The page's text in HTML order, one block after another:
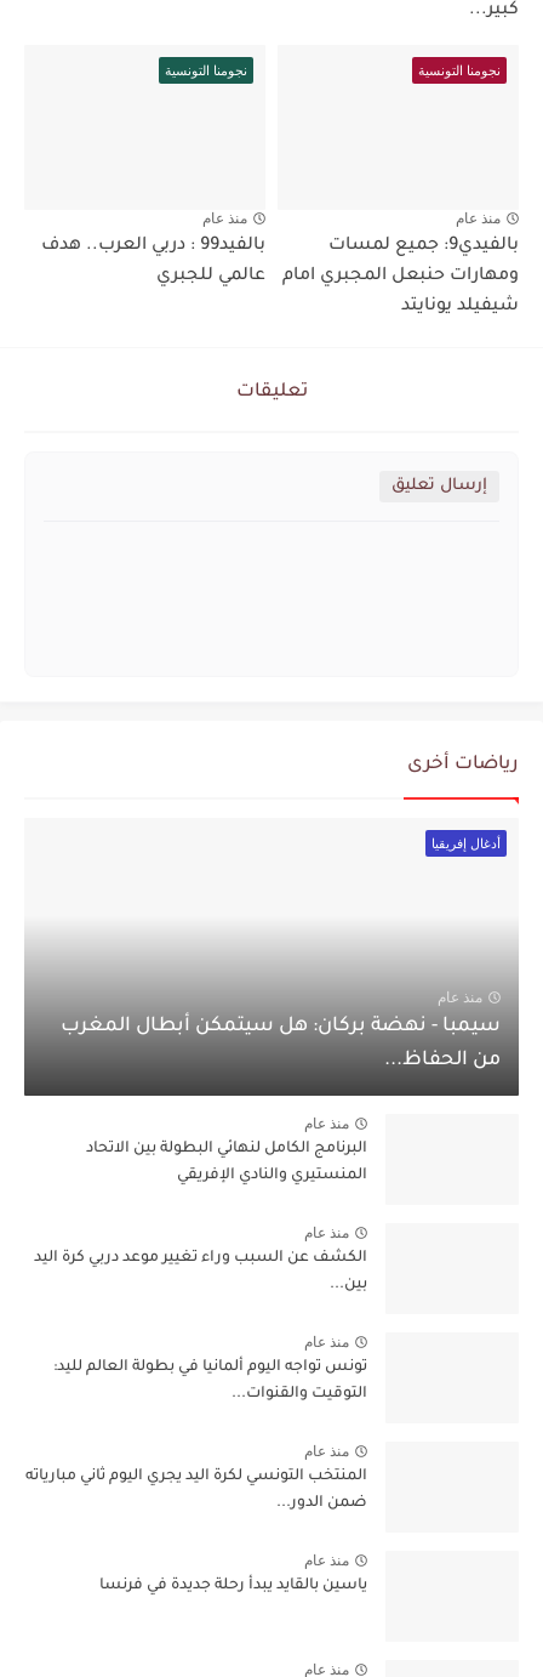
كبير...
نجومنا التونسية
منذ عام
بالفيدي9: جميع لمسات
ومهارات حنبعل المجبري امام
شيفيلد يونايتد
نجومنا التونسية
منذ عام
بالفيد99 : دربي العرب.. هدف
عالمي للجبري
تعليقات
إرسال تعليق
رياضات أخرى
أدغال إفريقيا
منذ عام
سيمبا - نهضة بركان: هل سيتمكن أبطال المغرب
من الحفاظ...
منذ عام
البرنامج الكامل لنهائي البطولة بين الاتحاد
المنستيري والنادي الإفريقي
منذ عام
الكشف عن السبب وراء تغيير موعد دربي كرة اليد
بين...
منذ عام
تونس تواجه اليوم ألمانيا في بطولة العالم لليد:
التوقيت والقنوات...
منذ عام
المنتخب التونسي لكرة اليد يجري اليوم ثاني مبارياته
ضمن الدور...
منذ عام
ياسين بالقايد يبدأ رحلة جديدة في فرنسا
منذ عام